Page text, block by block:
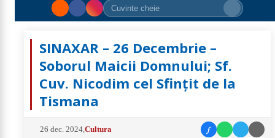
SINAXAR – 26 Decembrie –
Soborul Maicii Domnului; Sf.
Cuv. Nicodim cel Sfinţit de la
Tismana
26 dec. 2024 ,Cultura f